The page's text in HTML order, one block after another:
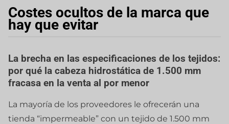
Costes ocultos de la marca que
hay que evitar
La brecha en las especificaciones de los tejidos:
por qué la cabeza hidrostática de 1.500 mm
fracasa en la venta al por menor
La mayoría de los proveedores le ofrecerán una
tienda “impermeable” con un tejido de 1.500 mm